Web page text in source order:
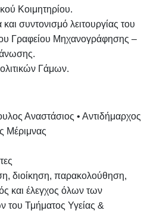
Κοιμητηρίου.
συντονισμό λειτουργίας του
Γραφείου Μηχανογράφησης –
Γάμων.
Αναστάσιος • Αντιδήμαρχος
Μέριμνας
διοίκηση, παρακολούθηση,
και έλεγχος όλων των
του Τμήματος Υγείας &